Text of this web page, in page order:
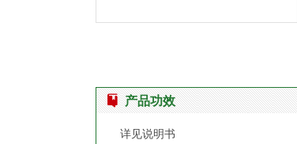
产品功效
详见说明书